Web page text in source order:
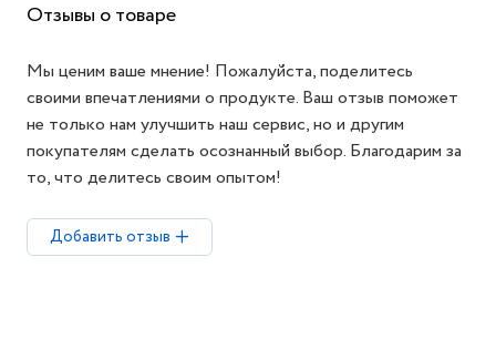
Отзывы о товаре
Мы ценим ваше мнение! Пожалуйста, поделитесь
своими впечатлениями о продукте. Ваш отзыв поможет
не только нам улучшить наш сервис, но и другим
покупателям сделать осознанный выбор. Благодарим за
то, что делитесь своим опытом!
Добавить отзыв